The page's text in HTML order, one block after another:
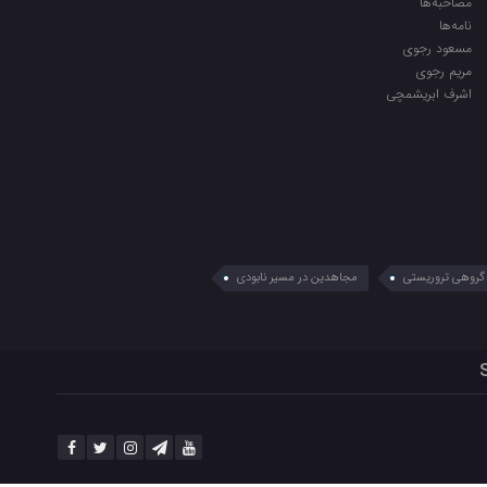
نامه‌ها
مسعود رجوی
مریم رجوی
اشرف ابریشمچی
تروریستی
مجاهدین در مسیر نابودی